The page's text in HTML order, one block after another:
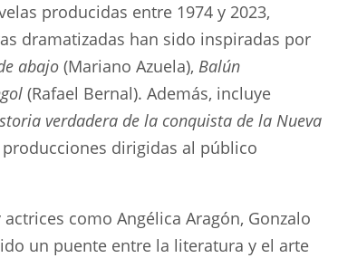
producidas entre 1974 y 2023,
dramatizadas han sido inspiradas por
abajo (Mariano Azuela), Balún
(Rafael Bernal). Además, incluye
verdadera de la conquista de la Nueva
dirigidas al público
como Angélica Aragón, Gonzalo
un puente entre la literatura y el arte